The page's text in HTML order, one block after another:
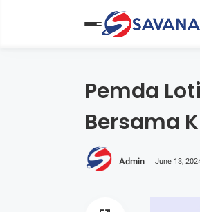
Pemda
Bersama
Admin June 13,